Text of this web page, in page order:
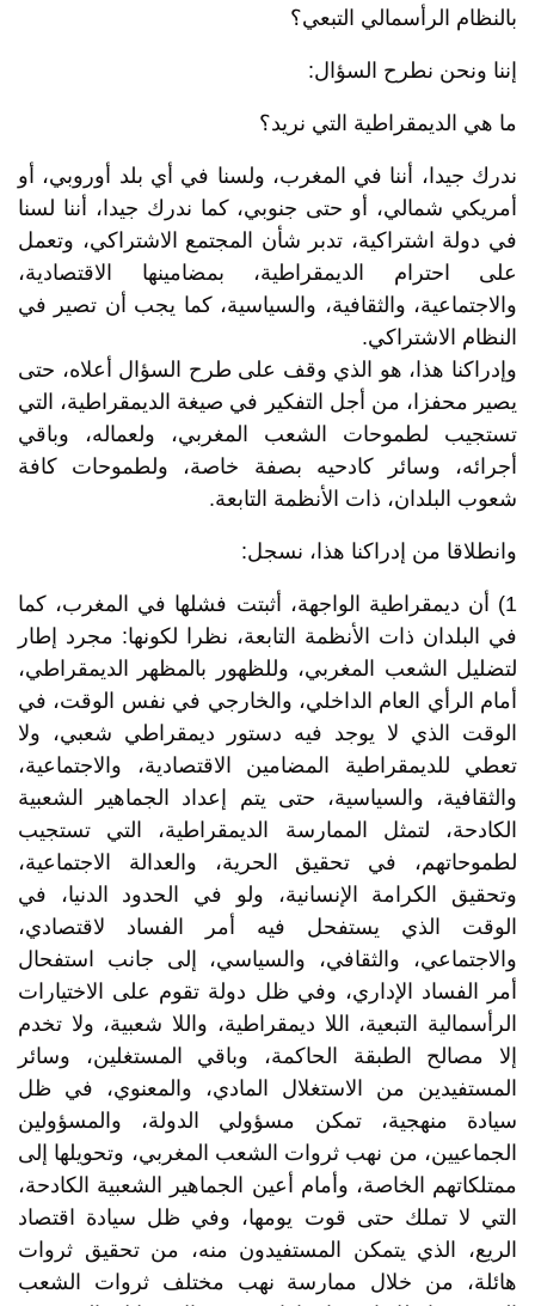
بالنظام الرأسمالي التبعي؟
إننا ونحن نطرح السؤال:
ما هي الديمقراطية التي نريد؟
ندرك جيدا، أننا في المغرب، ولسنا في أي بلد أوروبي، أو
أمريكي شمالي، أو حتى جنوبي، كما ندرك جيدا، أننا لسنا
في دولة اشتراكية، تدبر شأن المجتمع الاشتراكي، وتعمل
على احترام الديمقراطية، بمضامينها الاقتصادية،
والاجتماعية، والثقافية، والسياسية، كما يجب أن تصير في
النظام الاشتراكي.
وإدراكنا هذا، هو الذي وقف على طرح السؤال أعلاه، حتى
يصير محفزا، من أجل التفكير في صيغة الديمقراطية، التي
تستجيب لطموحات الشعب المغربي، ولعماله، وباقي
أجرائه، وسائر كادحيه بصفة خاصة، ولطموحات كافة
شعوب البلدان، ذات الأنظمة التابعة.
وانطلاقا من إدراكنا هذا، نسجل:
1) أن ديمقراطية الواجهة، أثبتت فشلها في المغرب، كما
في البلدان ذات الأنظمة التابعة، نظرا لكونها: مجرد إطار
لتضليل الشعب المغربي، وللظهور بالمظهر الديمقراطي،
أمام الرأي العام الداخلي، والخارجي في نفس الوقت، في
الوقت الذي لا يوجد فيه دستور ديمقراطي شعبي، ولا
تعطي للديمقراطية المضامين الاقتصادية، والاجتماعية،
والثقافية، والسياسية، حتى يتم إعداد الجماهير الشعبية
الكادحة، لتمثل الممارسة الديمقراطية، التي تستجيب
لطموحاتهم، في تحقيق الحرية، والعدالة الاجتماعية،
وتحقيق الكرامة الإنسانية، ولو في الحدود الدنيا، في
الوقت الذي يستفحل فيه أمر الفساد لاقتصادي،
والاجتماعي، والثقافي، والسياسي، إلى جانب استفحال
أمر الفساد الإداري، وفي ظل دولة تقوم على الاختيارات
الرأسمالية التبعية، اللا ديمقراطية، واللا شعبية، ولا تخدم
إلا مصالح الطبقة الحاكمة، وباقي المستغلين، وسائر
المستفيدين من الاستغلال المادي، والمعنوي، في ظل
سيادة منهجية، تمكن مسؤولي الدولة، والمسؤولين
الجماعيين، من نهب ثروات الشعب المغربي، وتحويلها إلى
ممتلكاتهم الخاصة، وأمام أعين الجماهير الشعبية الكادحة،
التي لا تملك حتى قوت يومها، وفي ظل سيادة اقتصاد
الريع، الذي يتمكن المستفيدون منه، من تحقيق ثروات
هائلة، من خلال ممارسة نهب مختلف ثروات الشعب